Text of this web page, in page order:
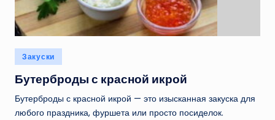
Опубликовано
в
Закуски
Бутерброды с красной икрой
Бутерброды с красной икрой — это изысканная закуска для
любого праздника, фуршета или просто посиделок.